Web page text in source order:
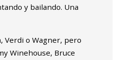
y bailando. Una
Verdi o Wagner, pero
Winehouse, Bruce